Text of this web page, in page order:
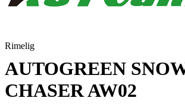
Rimelig
AUTOGREEN
CHASER AW02